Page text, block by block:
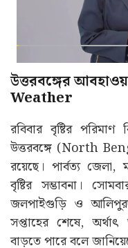
উত্তরবঙ্গের
Weather
রবিবার বৃষ্টির
উত্তরবঙ্গে (North
রয়েছে। পার্বত্য জেলা,
বৃষ্টির সম্ভাবনা।
জলপাইগুড়ি ও
সপ্তাহের শেষে,
বাড়তে পারে বলে